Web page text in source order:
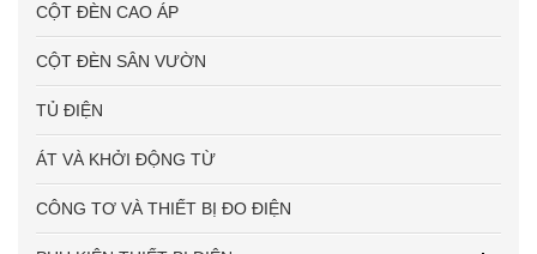
CỘT ĐÈN CAO ÁP
CỘT ĐÈN SÂN VƯỜN
TỦ ĐIỆN
ÁT VÀ KHỞI ĐỘNG TỪ
CÔNG TƠ VÀ THIẾT BỊ ĐO ĐIỆN